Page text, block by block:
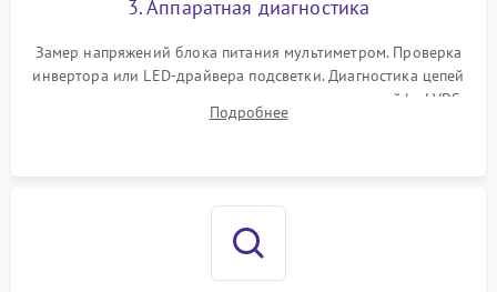
Поломка системы защиты
3. Аппаратная диагностика
Замер напряжений блока питания мультиметром. Проверка
инвертора или LED-драйвера подсветки. Диагностика цепей
питания скалера и тестирование сигналов на шлейфе LVDS
Подробнее